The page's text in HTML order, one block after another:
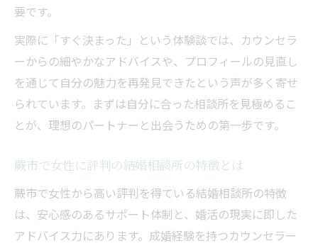
要です。
実際に「すぐ決まった」という体験談では、カウンセラ
ーからの細やかなアドバイスや、プロフィールの見直し
を通じて自分の魅力を再発見できたという声が多く寄せ
られています。まずは自分に合った相談所を見極めるこ
とが、理想のパートナーと出会うための第一歩です。
蕨市で女性に評判の結婚相談所の特徴とは
蕨市で女性から高い評判を得ている結婚相談所の特徴
は、安心感のあるサポート体制と、婚活の現実に即した
アドバイス力にあります。成婚経験を持つカウンセラー